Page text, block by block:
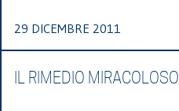
29 DICEMBRE 2011
IL RIMEDIO MIRACOLOSO